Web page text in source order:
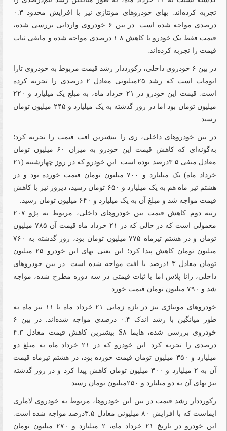
تجربه کرده‌‌اند. بهای خودروهای مونتاژی نیز با افزایش محدود ۰.۳
درصدی مواجه شده است. در بین ۶ خودروی وارداتی بررسی شده،
قیمت فقط یک خودرو با کاهش ۱.۸ درصدی مواجه شده و مابقی ثبات
قیمت را تجربه کرده‌‌اند.
در بین ۶ خودروی داخلی، رکورددار رشد قیمت مربوط به خودروی تارا
اتومات است که رشد ۲۵میلیونی معادل ۲ درصدی را تجربه کرده
است. قیمت این خودرو در ۲۱ خرداد ماه، به مبلغ یک میلیارد و ۲۲۰
میلیون تومان بود اما در روز گذشته به یک میلیارد و ۲۴۵ میلیون تومان
رسید.
در بین خودروهای داخلی، ری را بیشترین افت قیمت را تجربه کرد؛
به‌‌گونه‌‌ای که کاهش قیمت این خودرو به میزان ۶۰ میلیون تومان
معادل منفی ۳.۵درصد بوده است. این خودرو که در روز چهارشنبه (۲۱
خرداد ماه) یک میلیارد و ۷۰۰ میلیون تومان قیمت خورده بود و در
هشتم تیر ماه هم به یک میلیارد و ۶۵۰ تومان رسید، دیروز نیز با کاهش
قیمت مواجه شد و مبلغ آن به یک میلیارد و ۶۴۰ میلیون تومان رسید.
رتبه دوم کاهش قیمت بین خودروهای داخلی، مربوط به پژو ۲۰۷
معمولی است که در حالی که در ۲۱ خرداد ماه قیمت آن ۷۸۵ میلیون
تومان و در هشتم تیرماه ۷۷۵ میلیون تومان بود، روز گذشته به ۷۶۰
میلیون تومان کاهش پیدا کرد؛ این یعنی بهای این خودرو ۲۵ میلیون
تومان معادل ۱.۳درصد با افت مواجه شده است. در بین خودروهای
داخلی، رانا پلاس اما با ثبات قیمتی در سه دوره مطرح شده، مواجه
شد و ۷۹۰ میلیون تومان قیمت خورد.
خودروهای مونتاژی نیز در بازه زمانی ۲۱ خرداد ماه تا ۱۱ تیر ماه به
طور میانگین با رشد اندک ۰.۴ درصدی مواجه شده‌‌اند. در بین ۶
خودروی بررسی شده، هایما S۸ بیشترین کاهش قیمت معادل ۴.۳
درصدی را تجربه کرد. این خودرو که در ۲۱ خرداد ماه به مبلغ دو
میلیارد و ۳۵۰ میلیون تومان قیمت خورده بود، در هشتم تیرماه قیمت
آن به ۲ میلیارد و ۳۰۰ میلیون تومان کاهش پیدا کرد و در روز گذشته
نیز بهای آن به دو میلیارد و ۲۵۰میلیون تومان رسید.
رکورددار رشد قیمت در بین این خودروها، مربوط به خودروی لاماری
ایماست که با افزایش ۸۰ میلیونی معادل ۳.۵درصد مواجه شده است.
این خودرو در تاریخ ۲۱ خرداد ماه، ۲ میلیارد و ۲۷۰ میلیون تومان